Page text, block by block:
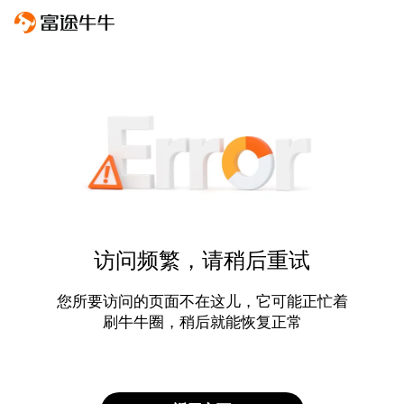
访问频繁，请稍后重试
您所要访问的页面不在这儿，它可能正忙着
刷牛牛圈，稍后就能恢复正常